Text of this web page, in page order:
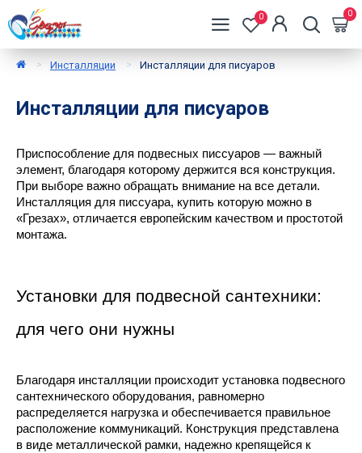
0 0
Инсталляции Инсталляции для писуаров
Инсталляции для писуаров
Приспособление для подвесных писсуаров — важный
элемент, благодаря которому держится вся конструкция.
При выборе важно обращать внимание на все детали.
Инсталляция для писсуара, купить которую можно в
«Грезах», отличается европейским качеством и простотой
монтажа.
Установки для подвесной сантехники:
для чего они нужны
Благодаря инсталляции происходит установка подвесного
сантехнического оборудования, равномерно
распределяется нагрузка и обеспечивается правильное
расположение коммуникаций. Конструкция представлена
в виде металлической рамки, надежно крепящейся к